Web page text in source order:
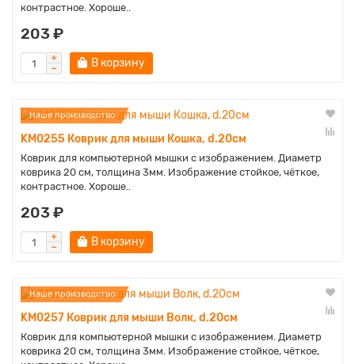
контрастное. Хороше..
203 ₽
В корзину
Наше производство
KM0255 Коврик для мыши Кошка, d.20см
Коврик для компьютерной мышки с изображением. Диаметр
коврика 20 см, толщина 3мм. Изображение стойкое, чёткое,
контрастное. Хороше..
203 ₽
В корзину
Наше производство
KM0257 Коврик для мыши Волк, d.20см
Коврик для компьютерной мышки с изображением. Диаметр
коврика 20 см, толщина 3мм. Изображение стойкое, чёткое,